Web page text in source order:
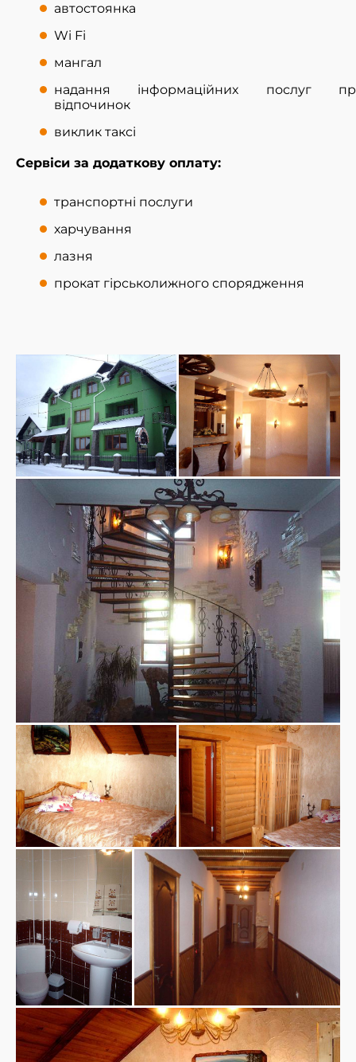
автостоянка
Wi Fi
мангал
надання інформаційних послуг
відпочинок
виклик таксі
Сервіси за додаткову оплату:
транспортні послуги
харчування
лазня
прокат гірськолижного спорядження